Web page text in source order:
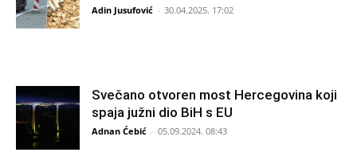
Adin Jusufović - 30.04.2025. 17:02
Svečano otvoren most Hercegovina koji
spaja južni dio BiH s EU
Adnan Ćebić - 05.09.2024. 08:43